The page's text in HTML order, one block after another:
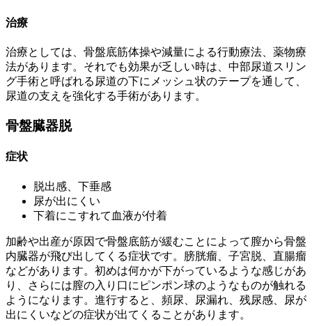
治療
治療としては、骨盤底筋体操や減量による行動療法、薬物療
法があります。それでも効果が乏しい時は、中部尿道スリン
グ手術と呼ばれる尿道の下にメッシュ状のテープを通して、
尿道の支えを強化する手術があります。
骨盤臓器脱
症状
脱出感、下垂感
尿が出にくい
下着にこすれて血液が付着
加齢や出産が原因で骨盤底筋が緩むことによって膣から骨盤
内臓器が飛び出してくる症状です。膀胱瘤、子宮脱、直腸瘤
などがあります。初めは何かが下がっているような感じがあ
り、さらには膣の入り口にピンポン球のようなものが触れる
ようになります。進行すると、頻尿、尿漏れ、残尿感、尿が
出にくいなどの症状が出てくることがあります。